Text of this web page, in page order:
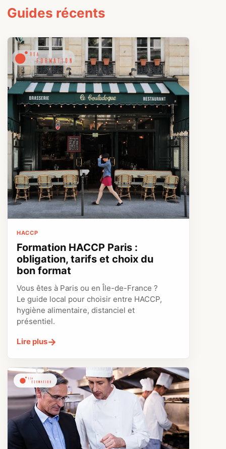
Guides récents
HACCP
Formation HACCP Paris :
obligation, tarifs et choix du
bon format
Vous êtes à Paris ou en Île-de-France ?
Le guide local pour choisir entre HACCP,
hygiène alimentaire, distanciel et
présentiel.
Lire plus→